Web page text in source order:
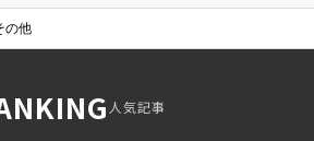
の他
人気記事